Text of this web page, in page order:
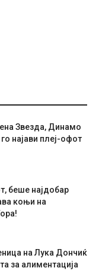
Звезда, Динамо
најави плеј-офот
беше најдобар
коњи на
на Лука Дончиќ
за алиментација